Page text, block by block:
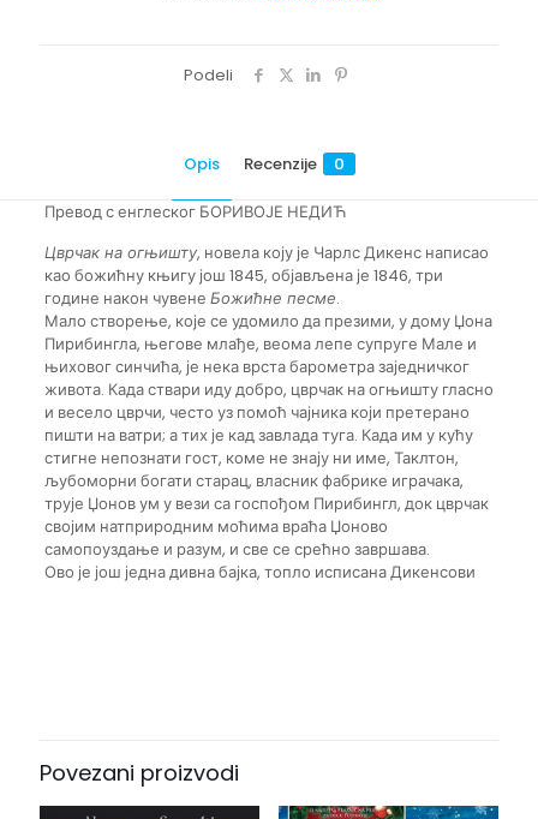
Podeli
Opis Recenzije 0
Превод с енглеског БОРИВОЈЕ НЕДИЋ
Цврчак на огњишту, новела коју је Чарлс Дикенс написао
као божићну књигу још 1845, објављена је 1846, три
године након чувене Божићне песме.
Мало створење, које се удомило да презими, у дому Џона
Пирибингла, његове млађе, веома лепе супруге Мале и
њиховог синчића, је нека врста барометра заједничког
живота. Када ствари иду добро, цврчак на огњишту гласно
и весело цврчи, често уз помоћ чајника који претерано
пишти на ватри; а тих је кад завлада туга. Када им у кућу
стигне непознати гост, коме не знају ни име, Таклтон,
љубоморни богати старац, власник фабрике играчака,
трује Џонов ум у вези са госпођом Пирибингл, док цврчак
својим натприродним моћима враћа Џоново
самопоуздање и разум, и све се срећно завршава.
Ово је још једна дивна бајка, топло исписана Дикенсови
za „CVRČAK NA OGNJIŠTU – Čarls
Dikens“
Povezani proizvodi